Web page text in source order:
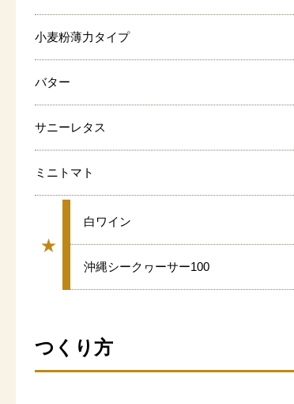
小麦粉薄力タイプ
バター
サニーレタス
ミニトマト
★
グループ
★
白ワイン
★
沖縄シークヮーサー100
つくり方